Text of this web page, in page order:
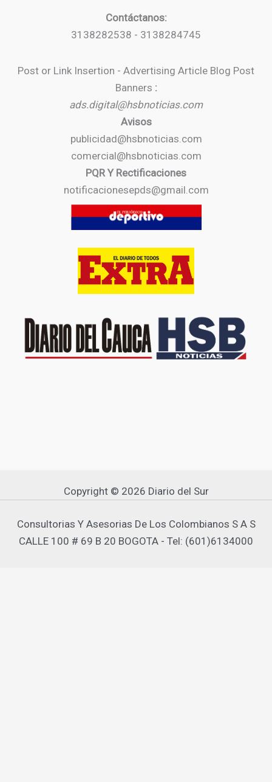
Contáctanos:
3138282538 - 3138284745
Post or Link Insertion - Advertising Article Blog Post
Banners :
ads.digital@hsbnoticias.com
Avisos
publicidad@hsbnoticias.com
comercial@hsbnoticias.com
PQR Y Rectificaciones
notificacionesepds@gmail.com
Copyright © 2026 Diario del Sur
Consultorias Y Asesorias De Los Colombianos S A S
CALLE 100 # 69 B 20 BOGOTA - Tel: (601)6134000